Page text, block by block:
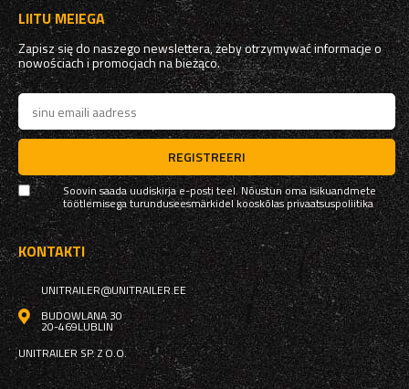
LIITU MEIEGA
Zapisz się do naszego newslettera, żeby otrzymywać informacje o
nowościach i promocjach na bieżąco.
REGISTREERI
Soovin saada uudiskirja e-posti teel. Nõustun oma isikuandmete
töötlemisega turunduseesmärkidel kooskõlasprivaatsuspoliitika
KONTAKTI
UNITRAILER@UNITRAILER.EE
BUDOWLANA 30
20-469LUBLIN
UNITRAILER SP. Z O.O.